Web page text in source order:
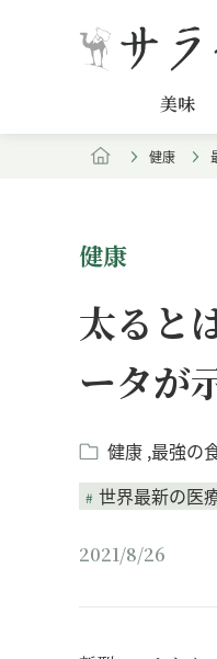
美味
健康
健康
太ると
ータが
健康 最強の
世界最新の医
2021/8/26